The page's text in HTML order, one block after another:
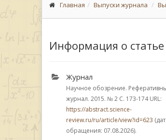
Главная Выпуски журнала
Информация о статье
Журнал
Научное обозрение.
журнал. 2015. № 2 С. 173-174URL:
https://abstract.science-
review.ru/ru/article/view?id=623
обращения: 07.08.2026).